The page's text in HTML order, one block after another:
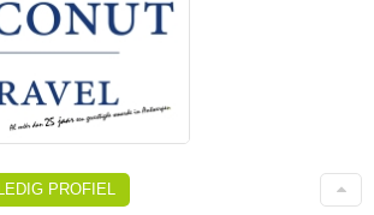
PROFIEL